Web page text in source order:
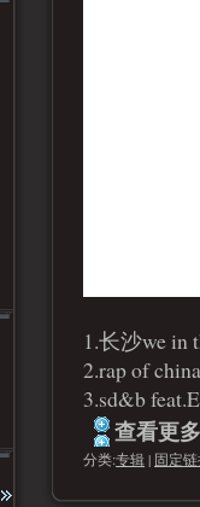
1.长沙we in
2.rap of china
3.sd&b
查看更
分类:专辑| 固定